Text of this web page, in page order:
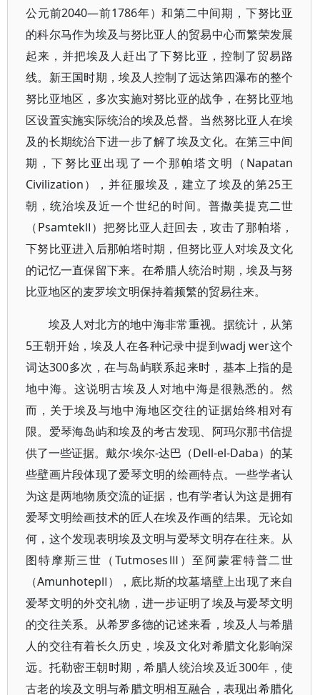
公元前2040—前1786年）和第二中间期，下努比亚
的科尔马作为埃及与努比亚人的贸易中心而繁荣发展
起来，并把埃及人赶出了下努比亚，控制了贸易路
线。新王国时期，埃及人控制了远达第四瀑布的整个
努比亚地区，多次实施对努比亚的战争，在努比亚地
区设置实施实际统治的埃及总督。当然努比亚人在埃
及的长期统治下进一步了解了埃及文化。在第三中间
期，下努比亚出现了一个那帕塔文明（Napatan
Civilization），并征服埃及，建立了埃及的第25王
朝，统治埃及近一个世纪的时间。普撒美提克二世
（PsamtekⅡ）把努比亚人赶回去，攻击了那帕塔，
下努比亚进入后那帕塔时期，但努比亚人对埃及文化
的记忆一直保留下来。在希腊人统治时期，埃及与努
比亚地区的麦罗埃文明保持着频繁的贸易往来。
埃及人对北方的地中海非常重视。据统计，从第
5王朝开始，埃及人在各种记录中提到wadj wer这个
词达300多次，在与岛屿联系起来时，基本上指的是
地中海。这说明古埃及人对地中海是很熟悉的。然
而，关于埃及与地中海地区交往的证据始终相对有
限。爱琴海岛屿和埃及的考古发现、阿玛尔那书信提
供了一些证据。戴尔·埃尔-达巴（Dell-el-Daba）的某
些壁画片段体现了爱琴文明的绘画特点。一些学者认
为这是两地物质交流的证据，也有学者认为这是拥有
爱琴文明绘画技术的匠人在埃及作画的结果。无论如
何，这个发现表明埃及文明与爱琴文明存在往来。从
图特摩斯三世（TutmosesⅢ）至阿蒙霍特普二世
（AmunhotepⅡ），底比斯的坟墓墙壁上出现了来自
爱琴文明的外交礼物，进一步证明了埃及与爱琴文明
的交往关系。从希罗多德的记述来看，埃及人与希腊
人的交往有着长久历史，埃及文化对希腊文化影响深
远。托勒密王朝时期，希腊人统治埃及近300年，使
古老的埃及文明与希腊文明相互融合，表现出希腊化